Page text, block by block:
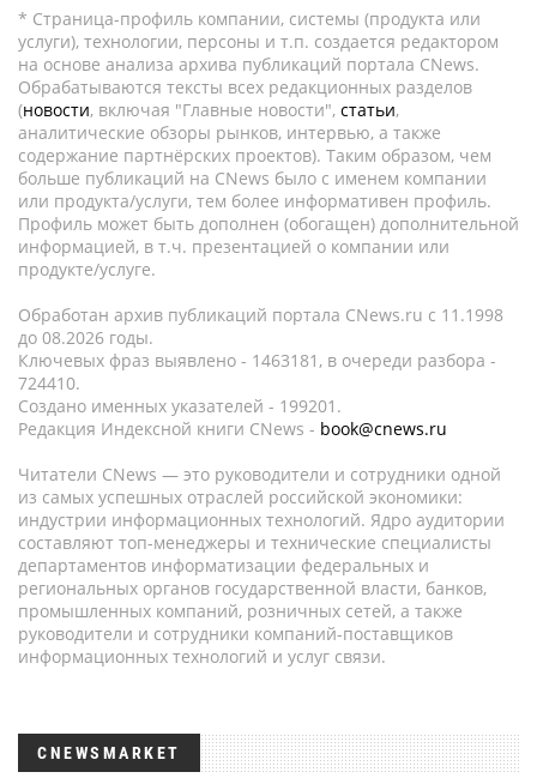
* Страница-профиль компании, системы (продукта или
услуги), технологии, персоны и т.п. создается редактором
на основе анализа архива публикаций портала CNews.
Обрабатываются тексты всех редакционных разделов
(новости, включая "Главные новости", статьи,
аналитические обзоры рынков, интервью, а также
содержание партнёрских проектов). Таким образом, чем
больше публикаций на CNews было с именем компании
или продукта/услуги, тем более информативен профиль.
Профиль может быть дополнен (обогащен) дополнительной
информацией, в т.ч. презентацией о компании или
продукте/услуге.
Обработан архив публикаций портала CNews.ru c 11.1998
до 08.2026 годы.
Ключевых фраз выявлено - 1463181, в очереди разбора -
724410.
Создано именных указателей - 199201.
Редакция Индексной книги CNews - book@cnews.ru
Читатели CNews — это руководители и сотрудники одной
из самых успешных отраслей российской экономики:
индустрии информационных технологий. Ядро аудитории
составляют топ-менеджеры и технические специалисты
департаментов информатизации федеральных и
региональных органов государственной власти, банков,
промышленных компаний, розничных сетей, а также
руководители и сотрудники компаний-поставщиков
информационных технологий и услуг связи.
CNEWSMARKET